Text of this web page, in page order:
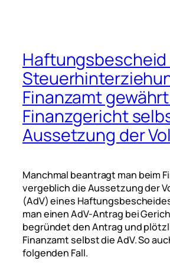
Finanzamt
Finanzgericht
Aussetzung der
Manchmal beantragt man beim
vergeblich die Aussetzung der
(AdV) eines
man einen AdV-Antrag bei
begründet den Antrag und
Finanzamt selbst die AdV. So
folgenden Fall.